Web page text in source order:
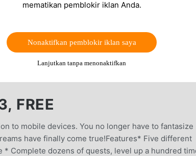
FREE
to mobile devices. You no longer have to fantasize
have finally come true!Features* Five different
* Complete dozens of quests, level up a hundred
mematikan pemblokir iklan Anda.
Nonaktifkan pemblokir iklan saya
Lanjutkan tanpa menonaktifkan